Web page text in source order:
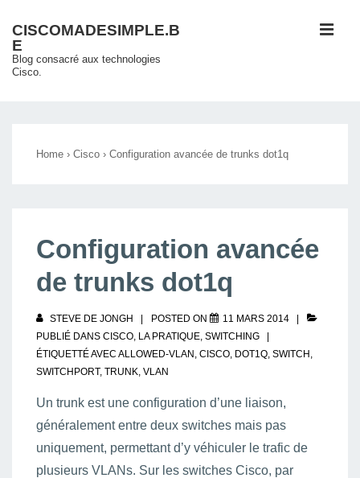
passer
au
contenu
CISCOMADESIMPLE.B
E
Blog consacré aux technologies
Cisco.
Home › Cisco › Configuration avancée de trunks dot1q
Configuration avancée
de trunks dot1q
STEVE DE JONGH POSTED ON
11 MARS 2014
PUBLIÉ DANS CISCO, LA PRATIQUE, SWITCHING
ÉTIQUETTÉ AVEC ALLOWED-VLAN , CISCO, DOT1Q, SWITCH ,
SWITCHPORT, TRUNK, VLAN
Un trunk est une configuration d’une liaison,
généralement entre deux switches mais pas
uniquement, permettant d’y véhiculer le trafic de
plusieurs VLANs. Sur les switches Cisco, par